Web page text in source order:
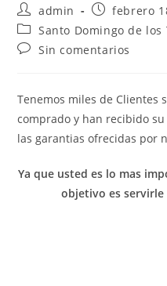
admin
febrero
Santo Domingo de los
Sin comentarios
Tenemos miles de Clientes
comprado y han recibido
las garantias ofrecidas por
Ya que usted es lo mas
objetivo es servirle